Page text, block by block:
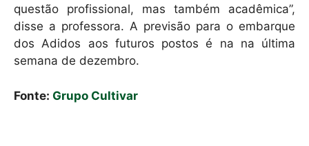
questão profissional, mas também acadêmica”,
disse a professora. A previsão para o embarque
dos Adidos aos futuros postos é na na última
semana de dezembro.
Fonte: Grupo Cultivar